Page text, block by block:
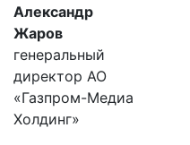
Александр
Жаров
генеральный
директор АО
«Газпром-Медиа
Холдинг»